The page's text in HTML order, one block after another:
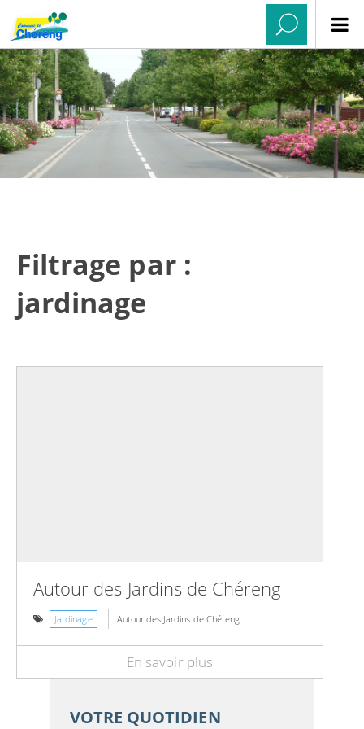
Filtrage par :
jardinage
Autour des Jardins de Chéreng
Jardinage Autour des Jardins de Chéreng
En savoir plus
VOTRE QUOTIDIEN